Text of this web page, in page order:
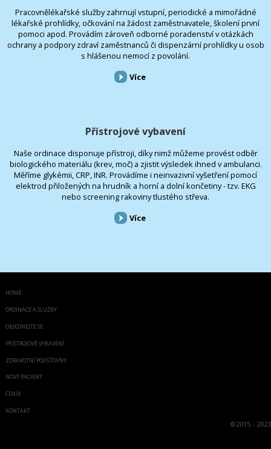
Pracovnělékařské služby zahrnují vstupní, periodické a mimořádné
lékařské prohlídky, očkování na žádost zaměstnavatele, školení první
pomoci apod. Provádím zároveň odborné poradenství v otázkách
ochrany a podpory zdraví zaměstnanců či dispenzární prohlídky u osob
s hlášenou nemocí z povolání.
Více
Přístrojové vybavení
Naše ordinace disponuje přístroji, díky nimž můžeme provést odběr
biologického materiálu (krev, moč) a zjistit výsledek ihned v ambulanci.
Měříme glykémii, CRP, INR. Provádíme i neinvazivní vyšetření pomocí
elektrod přiložených na hrudník a horní a dolní končetiny - tzv. EKG
nebo screening rakoviny tlustého střeva.
Více
HOME
ORDINACE A SLUŽBY
OBJEDNEJTE SE
PŘÍSTROJOVÉ VYBAVENÍ
ZDRAVOTNÍ POJIŠŤOVNY
NOVÝ PACIENT
CENÍK
KONTAKT
©2015 - 2023